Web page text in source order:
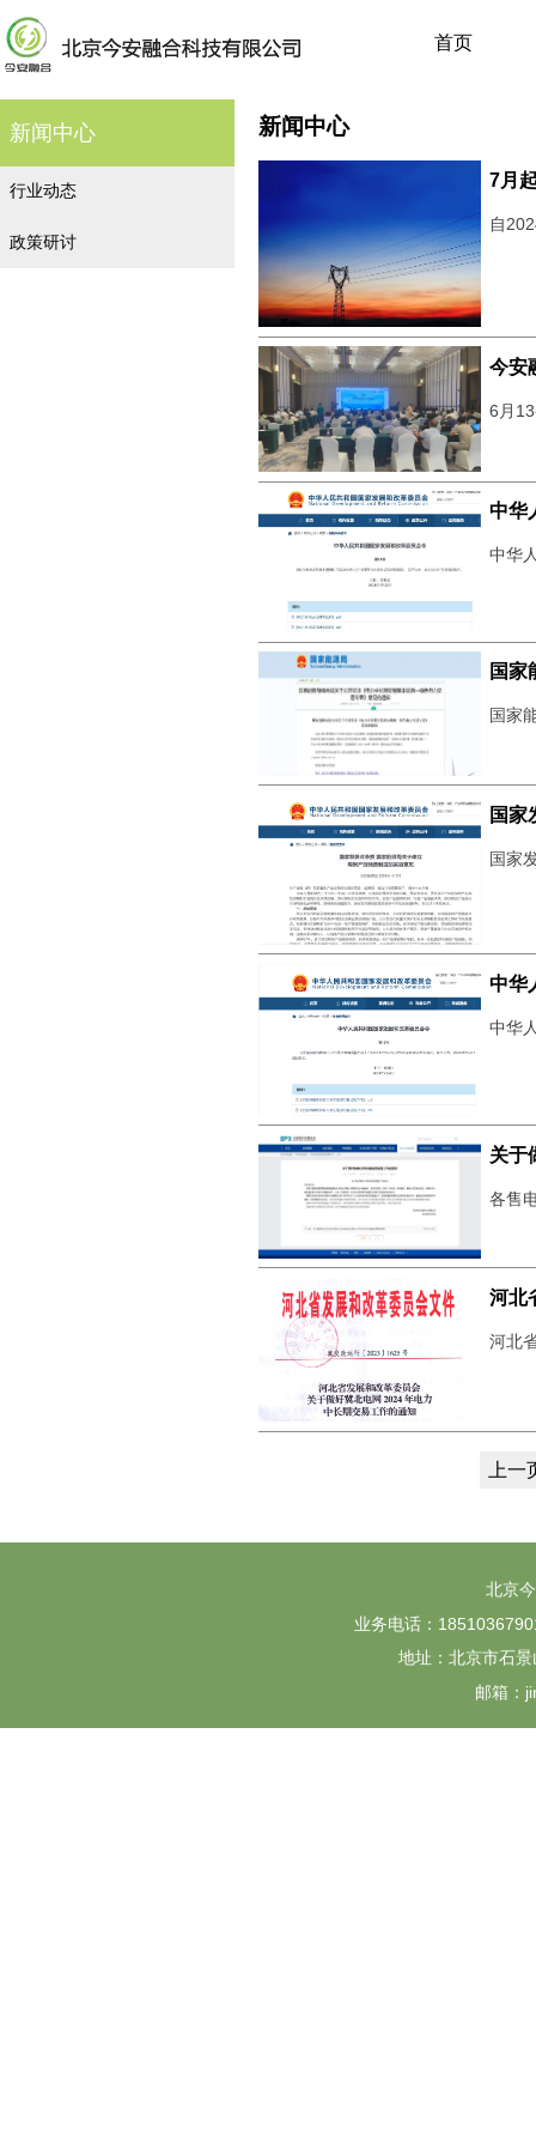
首页
新闻中心
行业动态
政策研讨
新闻中心
7月
自
今安
6月
中华
中华
国家
国家
国家
国家
中华
中华
关于
各售
河北
河北
上一
北京
业务电话：
地址：北京市石
邮箱：